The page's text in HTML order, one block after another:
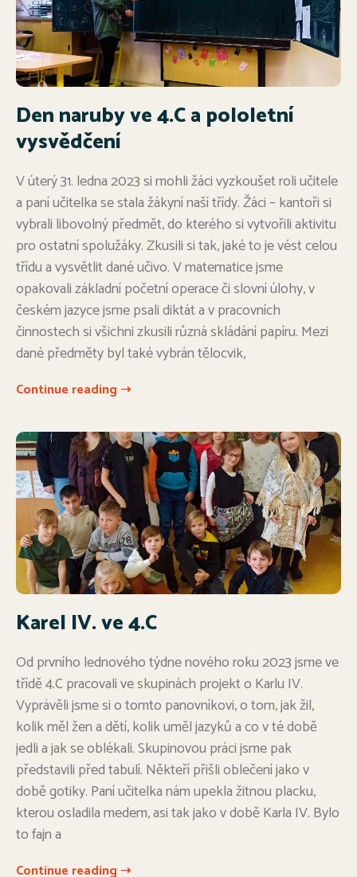
Den naruby ve 4.C a pololetní
vysvědčení
V úterý 31. ledna 2023 si mohli žáci vyzkoušet roli učitele
a paní učitelka se stala žákyní naší třídy. Žáci – kantoři si
vybrali libovolný předmět, do kterého si vytvořili aktivitu
pro ostatní spolužáky. Zkusili si tak, jaké to je vést celou
třídu a vysvětlit dané učivo. V matematice jsme
opakovali základní početní operace či slovní úlohy, v
českém jazyce jsme psali diktát a v pracovních
činnostech si všichni zkusili různá skládání papíru. Mezi
dané předměty byl také vybrán tělocvik,
Continue reading ➝
Karel IV. ve 4.C
Od prvního lednového týdne nového roku 2023 jsme ve
třídě 4.C pracovali ve skupinách projekt o Karlu IV.
Vyprávěli jsme si o tomto panovníkovi, o tom, jak žil,
kolik měl žen a dětí, kolik uměl jazyků a co v té době
jedli a jak se oblékali. Skupinovou práci jsme pak
představili před tabulí. Někteří přišli oblečení jako v
době gotiky. Paní učitelka nám upekla žitnou placku,
kterou osladila medem, asi tak jako v době Karla IV. Bylo
to fajn a
Continue reading ➝